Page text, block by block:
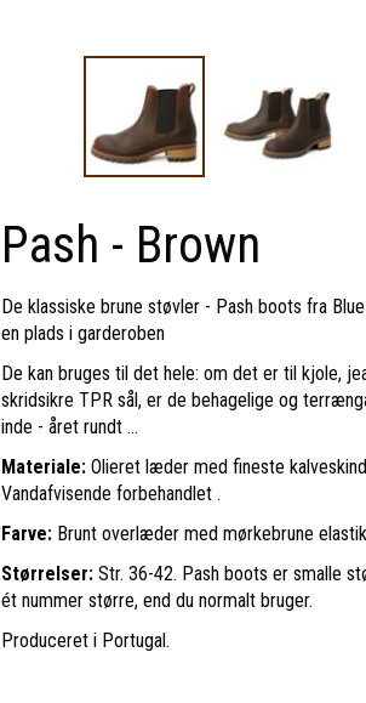
Pash - Brown
De klassiske brune støvler - Pash boots fra
en plads i garderoben
De kan bruges til det hele: om det er til kjole,
skridsikre TPR sål, er de behagelige og
inde - året rundt ...
Materiale: Olieret læder med fineste
Vandafvisende forbehandlet .
Farve: Brunt overlæder med mørkebrune
Størrelser: Str. 36-42. Pash boots er smalle
ét nummer større, end du normalt bruger.
Produceret i Portugal.